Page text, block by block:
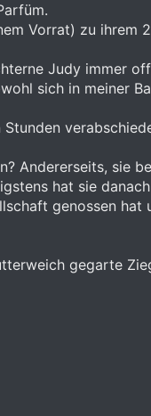
Vorrat) zu ihrem
Judy immer
sich in meiner
Andererseits, sie
hat sie
genossen
gegarte